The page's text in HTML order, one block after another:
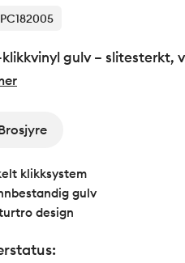
klikkvinyl gulv – slitesterkt,
klikksystem
gulv
design